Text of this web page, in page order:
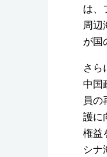
は、
周辺
が国
さら
中国
員
護に
権益
シナ